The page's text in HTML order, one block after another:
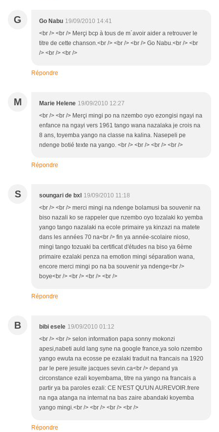
G Go Nabu 19/09/2010 14:41
<br /> <br /> Merçi bcp à tous de m´avoir aider a retrouver le
titre de cette chanson.<br /> <br /> <br /> Go Nabu.<br /> <br
/> <br /> <br />
Répondre
M Marie Helene 19/09/2010 12:27
<br /> <br /> Merçi mingi po na nzembo oyo ezongisi ngayi na
enfance na ngayi vers 1961 tango wana nazalaka je crois na
8 ans, toyemba yango na classe na kalina. Nasepeli pe
ndenge botié texte na yango. <br /> <br /> <br /> <br />
Répondre
S soungari de bxl 19/09/2010 11:18
<br /> <br /> merci mingi na ndenge bolamusi ba souvenir na
biso nazali ko se rappeler que nzembo oyo tozalaki ko yemba
yango tango nazalaki na ecole primaire ya kinzazi na matete
dans les années 70 na<br /> fin ya année-scolaire nioso,
mingi tango tozuaki ba certificat d'études na biso ya 6ème
primaire ezalaki penza na emotion mingi séparation wana,
encore merci mingi po na ba souvenir ya ndenge<br />
boye<br /> <br /> <br /> <br />
Répondre
B bibi esele 19/09/2010 01:12
<br /> <br /> selon information papa sonny mokonzi
apesi,nabeti auld lang syne na google france,ya solo nzembo
yango ewuta na ecosse pe ezalaki traduit na francais na 1920
par le pere jesuite jacques sevin.ca<br /> depand ya
circonstance ezali koyembama, titre na yango na francais a
partir ya ba paroles ezali: CE N'EST QU'UN AUREVOIR.frere
na nga atanga na internat na bas zaire abandaki koyemba
yango mingi.<br /> <br /> <br /> <br />
Répondre